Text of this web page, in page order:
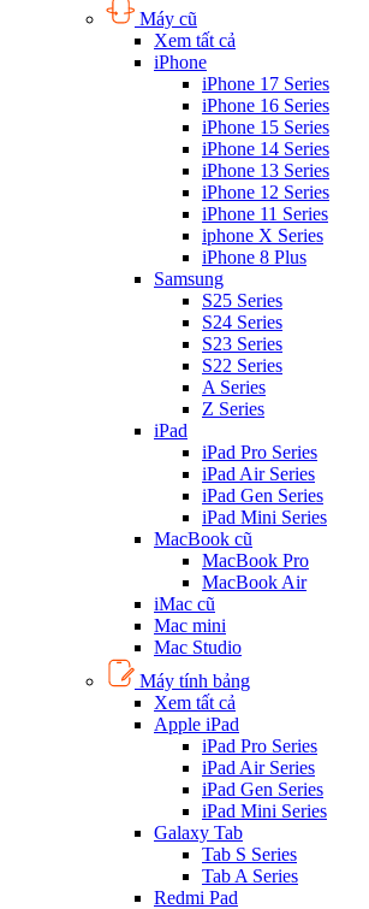
Máy cũ
Xem tất cả
iPhone
iPhone 17 Series
iPhone 16 Series
iPhone 15 Series
iPhone 14 Series
iPhone 13 Series
iPhone 12 Series
iPhone 11 Series
iphone X Series
iPhone 8 Plus
Samsung
S25 Series
S24 Series
S23 Series
S22 Series
A Series
Z Series
iPad
iPad Pro Series
iPad Air Series
iPad Gen Series
iPad Mini Series
MacBook cũ
MacBook Pro
MacBook Air
iMac cũ
Mac mini
Mac Studio
Máy tính bảng
Xem tất cả
Apple iPad
iPad Pro Series
iPad Air Series
iPad Gen Series
iPad Mini Series
Galaxy Tab
Tab S Series
Tab A Series
Redmi Pad